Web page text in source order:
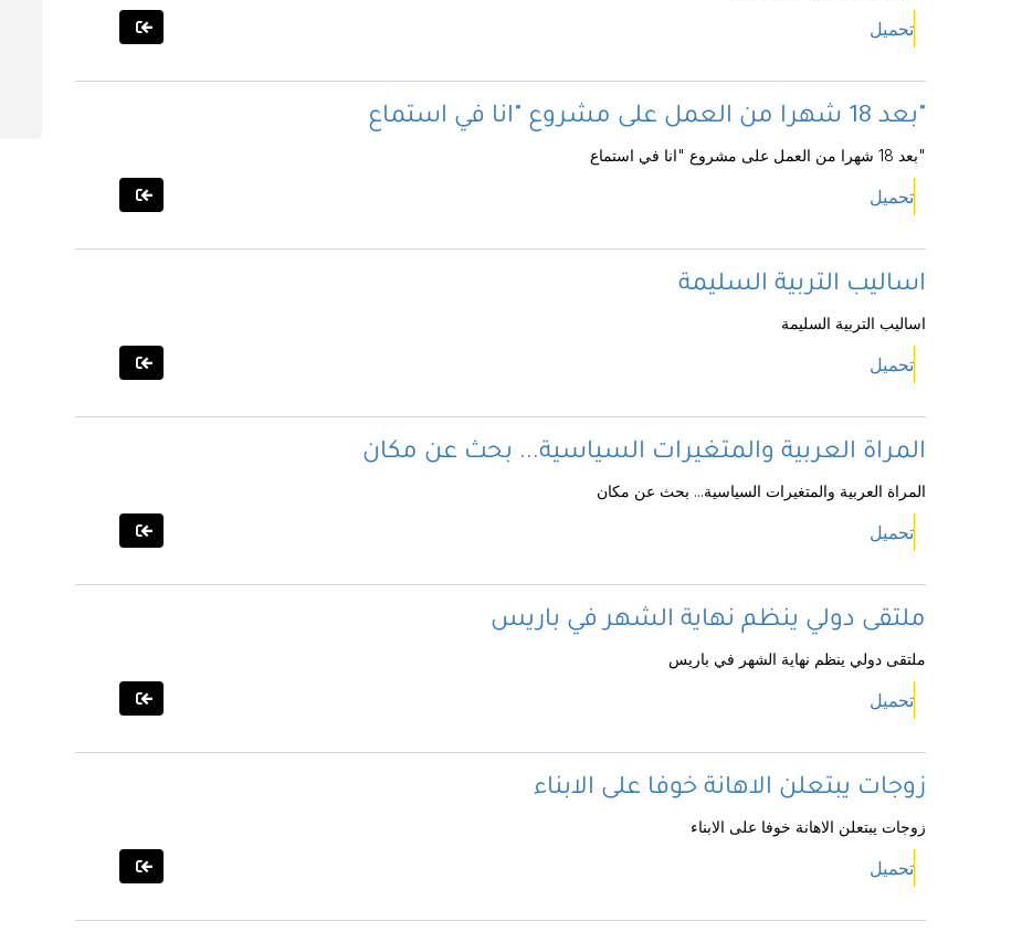
تحميل
بعد 18 شهرا من العمل على مشروع "انا في استماع"
بعد 18 شهرا من العمل على مشروع "انا في استماع"
تحميل
اساليب التربية السليمة
اساليب التربية السليمة
تحميل
المراة العربية والمتغيرات السياسية... بحث عن مكان
المراة العربية والمتغيرات السياسية... بحث عن مكان
تحميل
ملتقى دولي ينظم نهاية الشهر في باريس
ملتقى دولي ينظم نهاية الشهر في باريس
تحميل
زوجات يبتعلن الاهانة خوفا على الابناء
زوجات يبتعلن الاهانة خوفا على الابناء
تحميل